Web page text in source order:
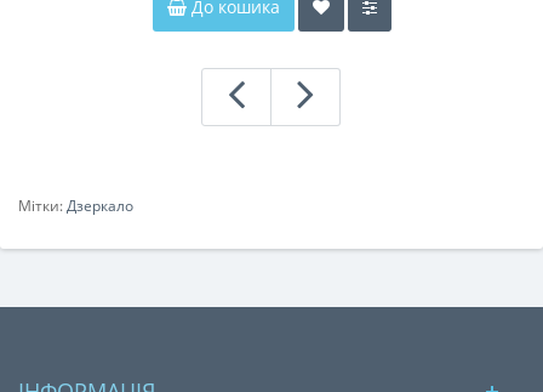
До кошика
Мітки:Дзеркало